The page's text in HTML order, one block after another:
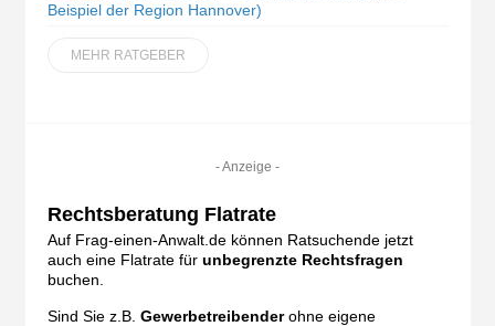
Beispiel der Region Hannover)
MEHR RATGEBER
- Anzeige -
Rechtsberatung Flatrate
Auf Frag-einen-Anwalt.de können Ratsuchende jetzt
auch eine Flatrate für unbegrenzte Rechtsfragen
buchen.
Sind Sie z.B. Gewerbetreibenderohne eigene